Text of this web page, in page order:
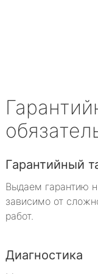
Гарантийный
Выдаем гарантию
зависимо от
работ.
Диагностика